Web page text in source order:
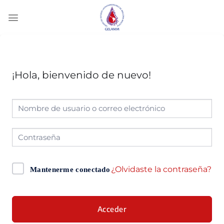
¡Hola, bienvenido de nuevo!
Mantenerme conectado ¿Olvidaste la contraseña?
Acceder